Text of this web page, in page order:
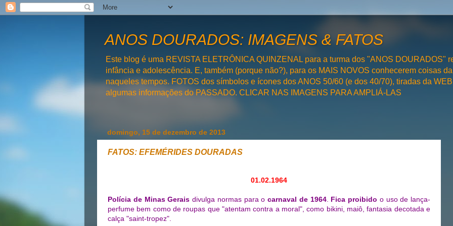
ANOS DOURADOS: IMAGENS & FATOS
Este blog é uma REVISTA ELETRÔNICA QUINZENAL para a turma dos "ANOS DOURADOS"
infância e adolescência. E, também (porque não?), para os MAIS NOVOS conhecerem coisas
naqueles tempos. FOTOS dos símbolos e ícones dos ANOS 50/60 (e dos 40/70), tiradas da
algumas informações do PASSADO. CLICAR NAS IMAGENS PARA AMPLIÁ-LAS
domingo, 15 de dezembro de 2013
FATOS: EFEMÉRIDES DOURADAS
01.02.1964
Polícia de Minas Gerais divulga normas para o carnaval de 1964. Fica proibido o uso de lança-
perfume bem como de roupas que "atentam contra a moral", como bikini, maiô, fantasia decotada e
calça "saint-tropez".